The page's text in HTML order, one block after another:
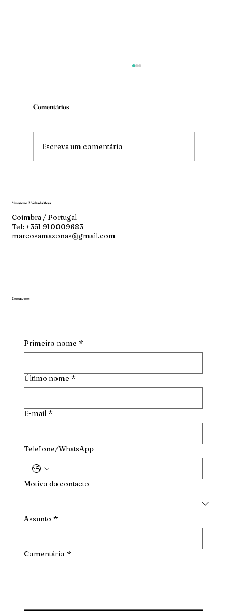
Mude
Comentários
Escreva um comentário
Ministério À Volta da Mesa
Coimbra / Portugal
Tel: +351 910009683
marcosamazonas@gmail.com
Contate-nos
Primeiro nome *
Último nome *
E-mail *
Telefone/WhatsApp
Motivo do contacto
Assunto *
Comentário *